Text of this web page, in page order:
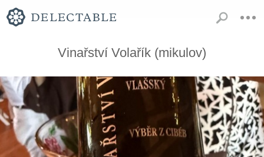
Vinařství Volařík (mikulov)